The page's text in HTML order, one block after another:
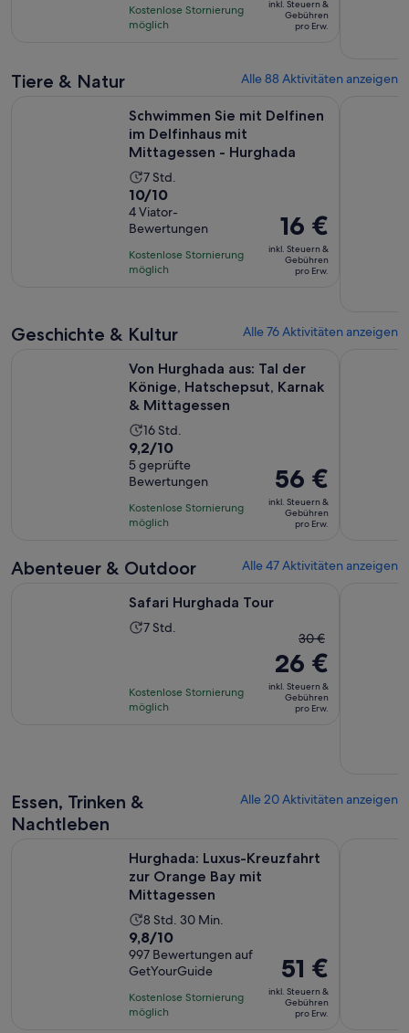
basierend
auf
Kostenlose Stornierung
möglich
beträgt
19 €
Erw.
inkl. Steuern &
Gebühren
pro Erw.
Tiere & Natur Alle 88 Aktivitäten anzeigen
Schwimmen Sie mit Delfinen
im Delfinhaus mit
Mittagessen - Hurghada
Die
Aktivität
dauert
7
Stunden
7 Std.
10.0
von
10,
basierend
auf
10/10
4 Viator-
Bewertungen
Kostenlose Stornierung
möglich
Der
Preis
beträgt
16 €
16 €
inkl. Steuern &
Gebühren
pro Erw.
Geschichte & Kultur Alle 76 Aktivitäten anzeigen
Von Hurghada aus: Tal der
Könige, Hatschepsut, Karnak
& Mittagessen
Die
Aktivität
dauert
16
Stunden
16 Std.
9.2
von
10,
basierend
auf
Bewertungen.
9,2/10
5 geprüfte
Bewertungen
Kostenlose Stornierung
möglich
Der
Preis
beträgt
56 €
Erw.
56 €
inkl. Steuern &
Gebühren
pro Erw.
Abenteuer & Outdoor Alle 47 Aktivitäten anzeigen
Safari Hurghada Tour
Die
7
Stunden
7 Std.
Kostenlose Stornierung
möglich
Der
vorherige
Preis
war
30 €
Preis
pro
Erw.
30 €
26 €
inkl. Steuern &
Gebühren
pro Erw.
Essen, Trinken &
Nachtleben
Alle 20 Aktivitäten anzeigen
Hurghada: Luxus-Kreuzfahrt
zur Orange Bay mit
Mittagessen
Die
Aktivität
dauert
8
Stunden
und
8 Std. 30 Min.
9.8
von
10,
basierend
auf
9,8/10
997 Bewertungen auf
GetYourGuide
Kostenlose Stornierung
möglich
Der
Preis
beträgt
51 €
51 €
inkl. Steuern &
Gebühren
pro Erw.